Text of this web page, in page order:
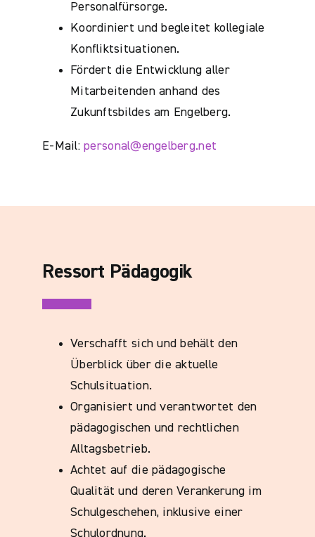
Personalfürsorge.
Koordiniert und begleitet kollegiale
Konfliktsituationen.
Fördert die Entwicklung aller
Mitarbeitenden anhand des
Zukunftsbildes am Engelberg.
E-Mail:personal@engelberg.net
Ressort Pädagogik
Verschafft sich und behält den
Überblick über die aktuelle
Schulsituation.
Organisiert und verantwortet den
pädagogischen und rechtlichen
Alltagsbetrieb.
Achtet auf die pädagogische
Qualität und deren Verankerung im
Schulgeschehen, inklusive einer
Schulordnung.